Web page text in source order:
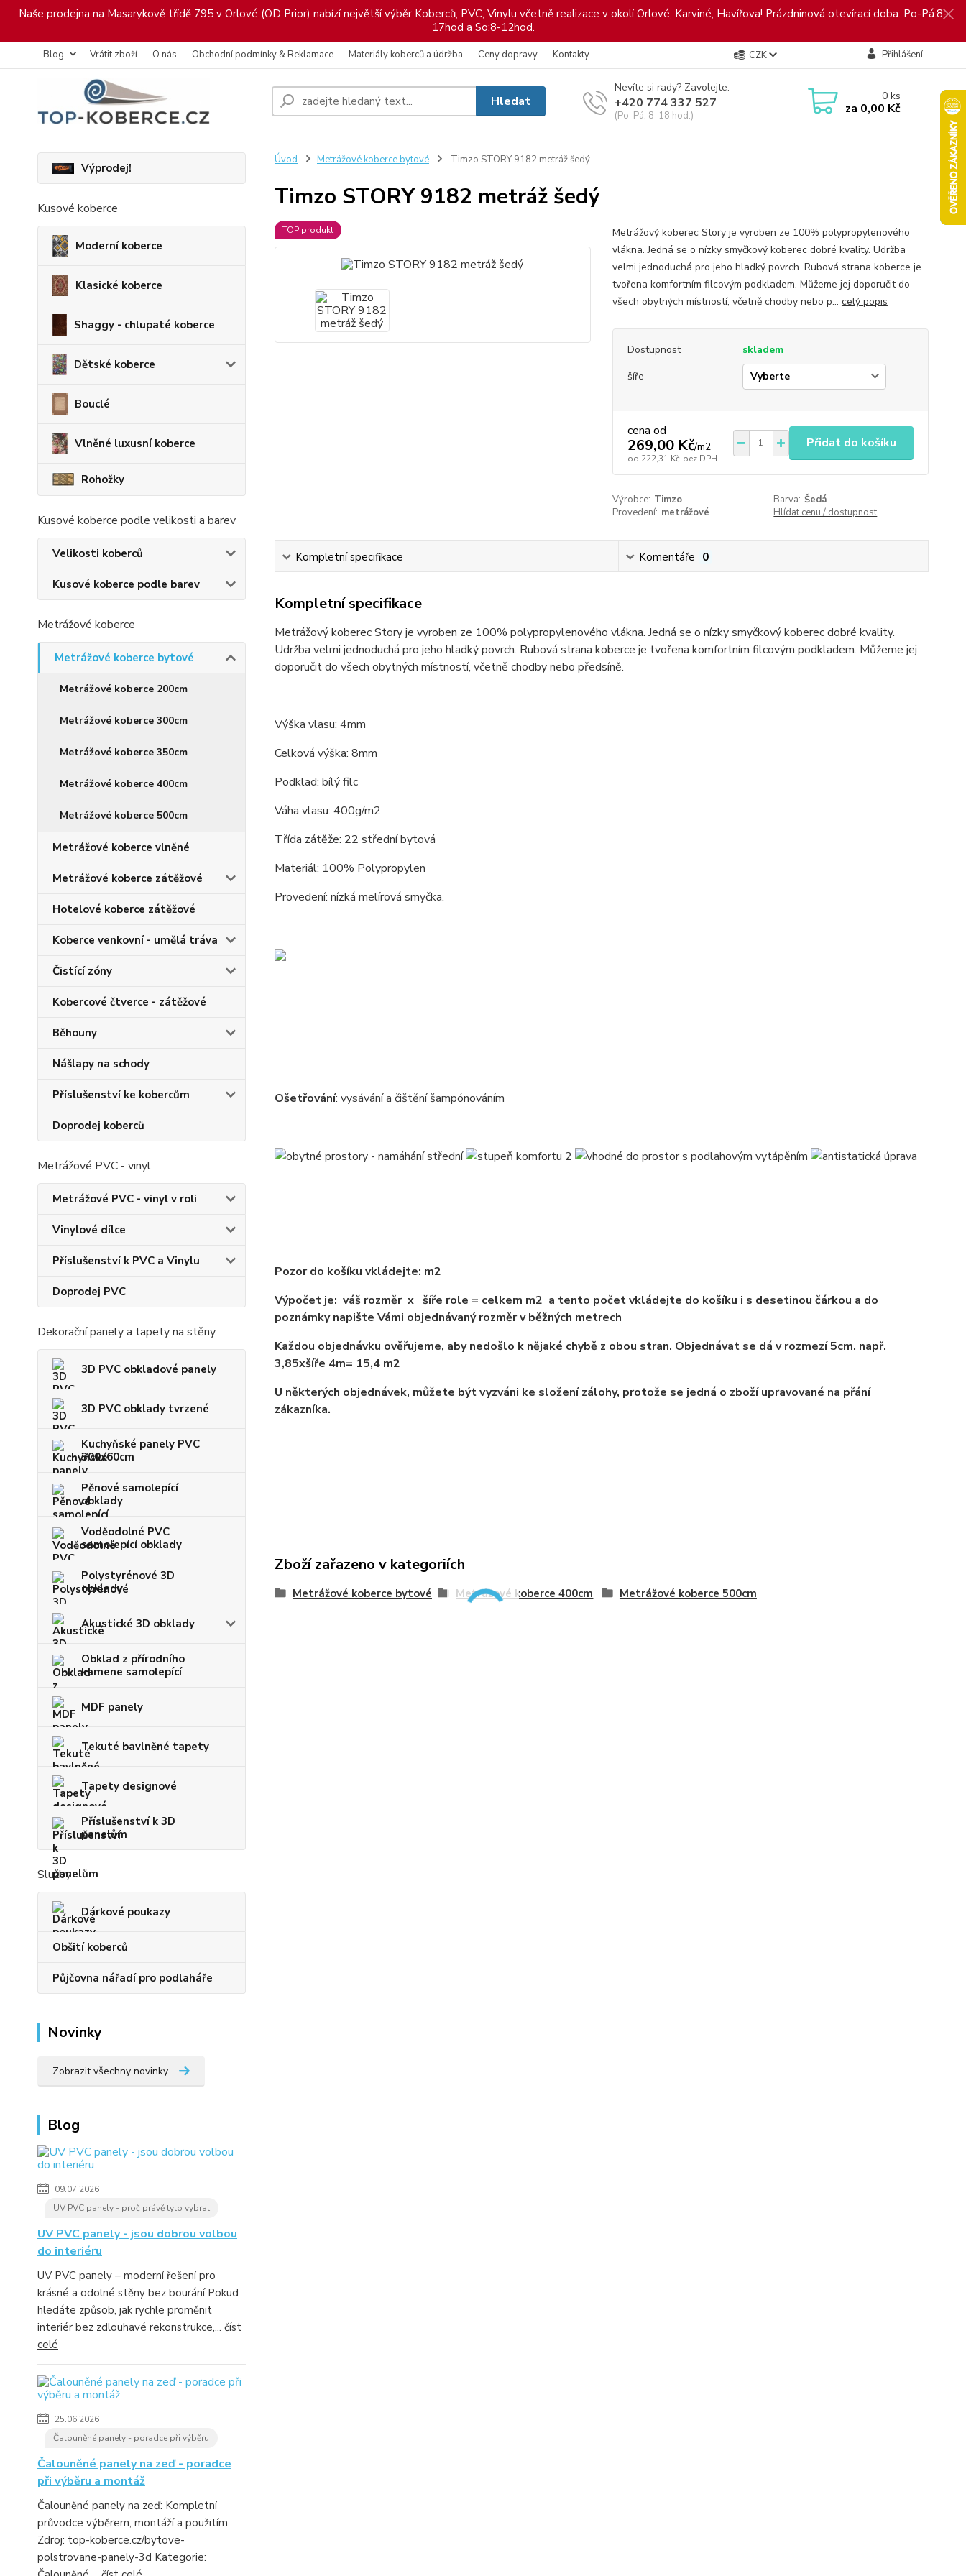
Naše prodejna na Masarykově třídě 795 v Orlové (OD Prior) nabízí největší výběr Koberců, PVC, Vinylu včetně realizace v okolí Orlové, Karviné, Havířova! Prázdninová otevírací doba: Po-Pá:8-
17hod a So:8-12hod.
Blog Vrátit zboží O nás Obchodní podmínky & Reklamace Materiály koberců a údržba Ceny dopravy Kontakty CZK Přihlášení
Hledat
Nevíte si rady? Zavolejte.
+420 774 337 527
(Po-Pá, 8-18 hod.)
0ks
za 0,00 Kč
Výprodej!
Kusové koberce
Moderní koberce
Klasické koberce
Shaggy - chlupaté koberce
Dětské koberce
Bouclé
Vlněné luxusní koberce
Rohožky
Kusové koberce podle velikosti a barev
Velikosti koberců
Kusové koberce podle barev
Metrážové koberce
Metrážové koberce bytové
Metrážové koberce 200cm
Metrážové koberce 300cm
Metrážové koberce 350cm
Metrážové koberce 400cm
Metrážové koberce 500cm
Metrážové koberce vlněné
Metrážové koberce zátěžové
Hotelové koberce zátěžové
Koberce venkovní - umělá tráva
Čistící zóny
Kobercové čtverce - zátěžové
Běhouny
Nášlapy na schody
Příslušenství ke kobercům
Doprodej koberců
Metrážové PVC - vinyl
Metrážové PVC - vinyl v roli
Vinylové dílce
Příslušenství k PVC a Vinylu
Doprodej PVC
Dekorační panely a tapety na stěny.
3D PVC obkladové panely
3D PVC obklady tvrzené
Kuchyňské panely PVC
300x60cm
Pěnové samolepící
obklady
Voděodolné PVC
samolepící obklady
Polystyrénové 3D
obklady
Akustické 3D obklady
Obklad z přírodního
kamene samolepící
MDF panely
Tekuté bavlněné tapety
Tapety designové
Příslušenství k 3D
panelům
Služby
Dárkové poukazy
Obšití koberců
Půjčovna nářadí pro podlaháře
Novinky
Zobrazit všechny novinky
Blog
09.07.2026
UV PVC panely - proč právě tyto vybrat
UV PVC panely - jsou dobrou volbou
do interiéru
UV PVC panely – moderní řešení pro
krásné a odolné stěny bez bourání Pokud
hledáte způsob, jak rychle proměnit
interiér bez zdlouhavé rekonstrukce,... číst
celé
25.06.2026
Čalouněné panely - poradce při výběru
Čalouněné panely na zeď - poradce
při výběru a montáž
Čalouněné panely na zeď: Kompletní
průvodce výběrem, montáží a použitím
Zdroj: top-koberce.cz/bytove-
polstrovane-panely-3d Kategorie:
Úvod Metrážové koberce bytové Timzo STORY 9182 metráž šedý
Timzo STORY 9182 metráž šedý
TOP produkt
Metrážový koberec Story je vyroben ze 100% polypropylenového
vlákna. Jedná se o nízky smyčkový koberec dobré kvality. Udržba
velmi jednoduchá pro jeho hladký povrch. Rubová strana koberce je
tvořena komfortním filcovým podkladem. Můžeme jej doporučit do
všech obytných místností, včetně chodby nebo p... celý popis
Dostupnost
skladem
šíře
cena od
269,00 Kč/m2
od 222,31 Kč bez DPH
Přidat do košíku
Výrobce: Timzo Barva: Šedá
Provedení: metrážové Hlídat cenu / dostupnost
Kompletní specifikace Komentáře 0
Kompletní specifikace
Metrážový koberec Story je vyroben ze 100% polypropylenového vlákna. Jedná se o nízky smyčkový koberec dobré kvality.
Udržba velmi jednoduchá pro jeho hladký povrch. Rubová strana koberce je tvořena komfortním filcovým podkladem. Můžeme jej
doporučit do všech obytných místností, včetně chodby nebo předsíně.
Výška vlasu: 4mm
Celková výška: 8mm
Podklad: bílý filc
Váha vlasu: 400g/m2
Třída zátěže: 22 střední bytová
Materiál: 100% Polypropylen
Provedení: nízká melírová smyčka.
Ošetřování: vysávání a čištění šampónováním
Pozor do košíku vkládejte: m2
Výpočet je: váš rozměr x šíře role = celkem m2 a tento počet vkládejte do košíku i s desetinou čárkou a do
poznámky napište Vámi objednávaný rozměr v běžných metrech
Každou objednávku ověřujeme, aby nedošlo k nějaké chybě z obou stran. Objednávat se dá v rozmezí 5cm. např.
3,85xšíře 4m= 15,4 m2
U některých objednávek, můžete být vyzváni ke složení zálohy, protože se jedná o zboží upravované na přání
zákazníka.
Zboží zařazeno v kategoriích
Metrážové koberce bytové Metrážové koberce 400cm Metrážové koberce 500cm